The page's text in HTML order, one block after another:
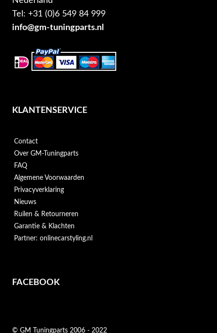
Tel: +31 (0)6 549 84 999
info@gm-tuningparts.nl
KLANTENSERVICE
Contact
Over GM-Tuningparts
FAQ
Algemene Voorwaarden
Privacyverklaring
Nieuws
Ruilen & Retourneren
Garantie & Klachten
Partner: onlinecarstyling.nl
FACEBOOK
© GM Tuningparts 2006 - 2022